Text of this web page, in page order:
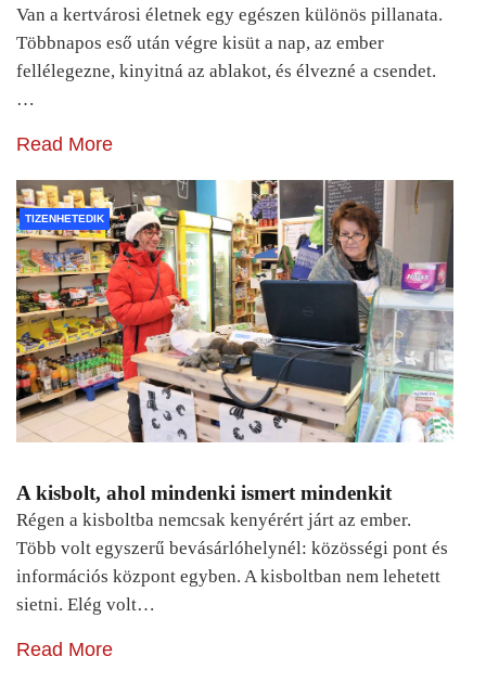
Van a kertvárosi életnek egy egészen különös pillanata.
Többnapos eső után végre kisüt a nap, az ember
fellélegezne, kinyitná az ablakot, és élvezné a csendet.
…
Read More
TIZENHETEDIK
A kisbolt, ahol mindenki ismert mindenkit
Régen a kisboltba nemcsak kenyérért járt az ember.
Több volt egyszerű bevásárlóhelynél: közösségi pont és
információs központ egyben. A kisboltban nem lehetett
sietni. Elég volt…
Read More